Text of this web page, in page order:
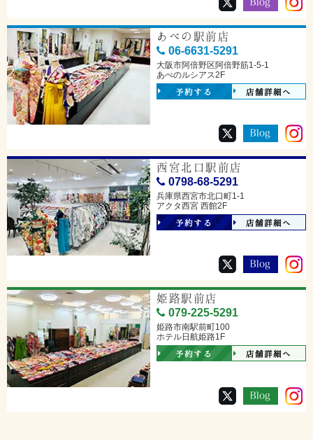
あべの駅前店
06-6631-5291
大阪市阿倍野区阿倍野筋1-5-1
あべのルシアス2F
予約する 店舗詳細へ
西宮北口駅前店
0798-68-5291
兵庫県西宮市北口町1-1
アクタ西宮 西館2F
予約する 店舗詳細へ
姫路駅前店
079-225-5291
姫路市南駅前町100
ホテル日航姫路1F
予約する 店舗詳細へ